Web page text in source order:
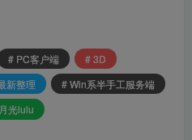
# PC客户端
# 3D
新整理
# Win系半手工服务端
光lulu